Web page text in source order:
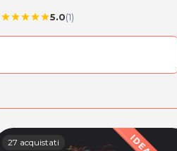
starstarstarstarstar5.0(1)
27 acquistati